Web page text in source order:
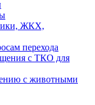
ЖКХ,
перехода
с ТКО для
с животными